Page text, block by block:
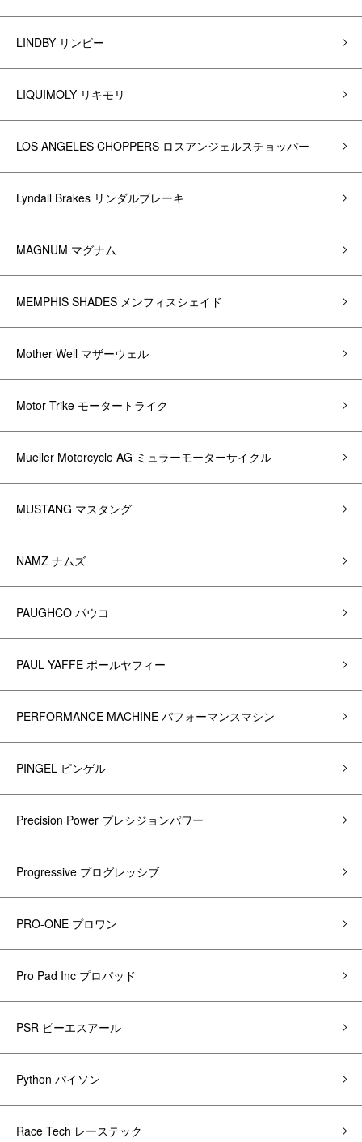
LINDBY リンビー
LIQUIMOLY リキモリ
LOS ANGELES CHOPPERS ロスアンジェルスチョッパー
Lyndall Brakes リンダルブレーキ
MAGNUM マグナム
MEMPHIS SHADES メンフィスシェイド
Mother Well マザーウェル
Motor Trike モータートライク
Mueller Motorcycle AG ミュラーモーターサイクル
MUSTANG マスタング
NAMZ ナムズ
PAUGHCO パウコ
PAUL YAFFE ポールヤフィー
PERFORMANCE MACHINE パフォーマンスマシン
PINGEL ピンゲル
Precision Power プレシジョンパワー
Progressive プログレッシブ
PRO-ONE プロワン
Pro Pad Inc プロパッド
PSR ピーエスアール
Python パイソン
Race Tech レーステック